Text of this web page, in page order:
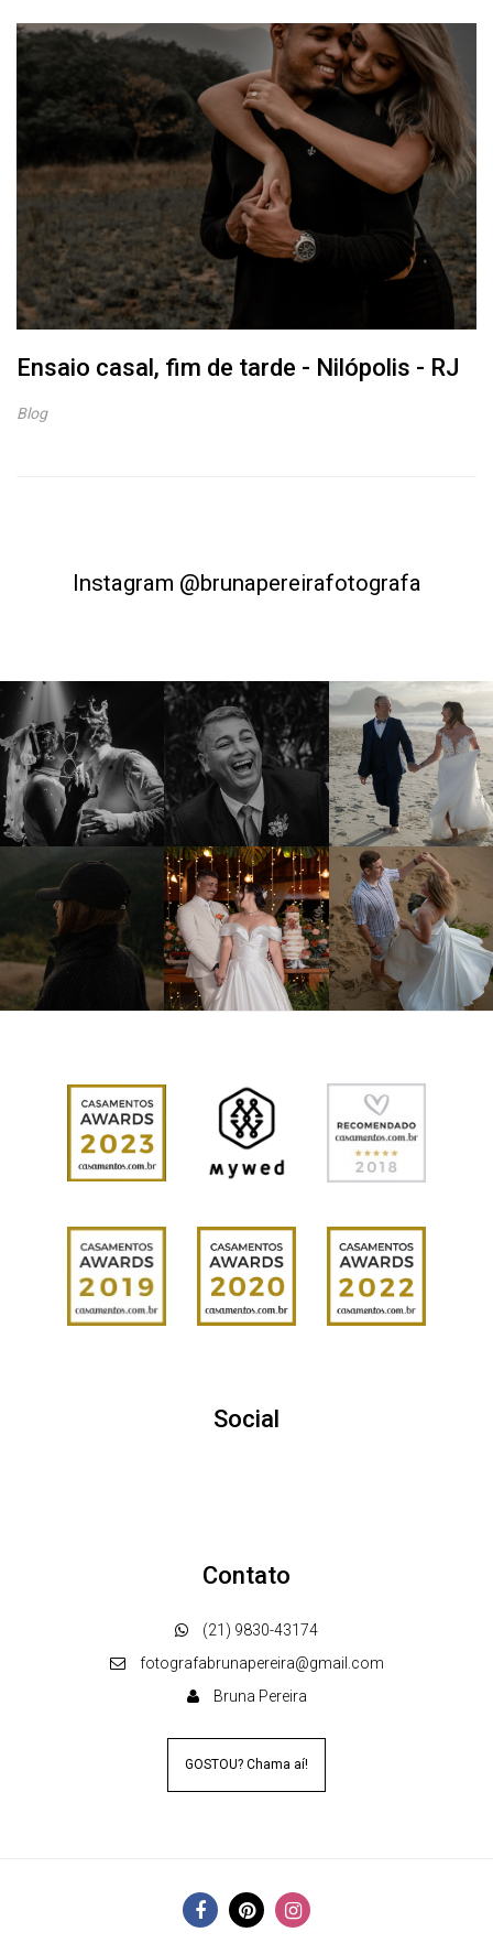
Ensaio casal, fim de tarde - Nilópolis - RJ
Blog
Instagram @brunapereirafotografa
Social
Contato
(21) 9830-43174
fotografabrunapereira@gmail.com
Bruna Pereira
GOSTOU? Chama aí!